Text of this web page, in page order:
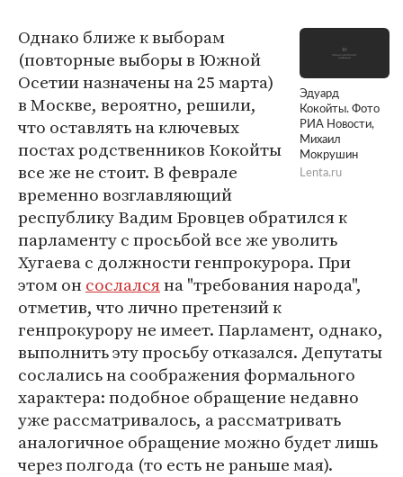
Эдуард
Кокойты. Фото
РИА Новости,
Михаил
Мокрушин
Lenta.ru
Однако ближе к выборам
(повторные выборы в Южной
Осетии назначены на 25 марта)
в Москве, вероятно, решили,
что оставлять на ключевых
постах родственников Кокойты
все же не стоит. В феврале
временно возглавляющий
республику Вадим Бровцев обратился к
парламенту с просьбой все же уволить
Хугаева с должности генпрокурора. При
этом онсослалсяна "требования народа",
отметив, что лично претензий к
генпрокурору не имеет. Парламент, однако,
выполнить эту просьбу отказался. Депутаты
сослались на соображения формального
характера: подобное обращение недавно
уже рассматривалось, а рассматривать
аналогичное обращение можно будет лишь
через полгода (то есть не раньше мая).